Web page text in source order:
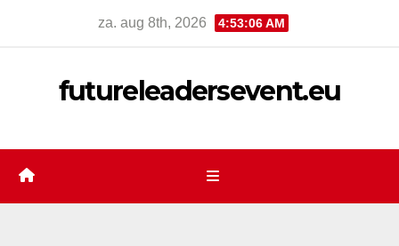
za. aug 8th, 2026 4:53:07 AM
futureleadersevent.eu